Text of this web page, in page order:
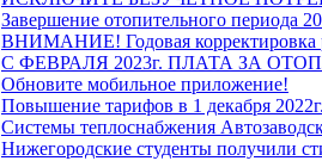
Завершение отопительного периода
ВНИМАНИЕ! Годовая корректировка
С ФЕВРАЛЯ 2023г. ПЛАТА ЗА
Обновите мобильное приложение!
Повышение тарифов в 1 декабря 2022г.
Системы теплоснабжения
Нижегородские студенты получили